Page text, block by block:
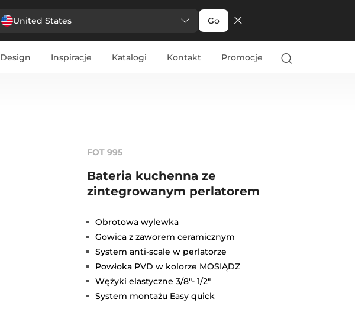
United States Go
Design Inspiracje Katalogi Kontakt Promocje
FOT 995
Bateria kuchenna ze
zintegrowanym perlatorem
Obrotowa wylewka
Gowica z zaworem ceramicznym
System anti-scale w perlatorze
Powłoka PVD w kolorze MOSIĄDZ
Wężyki elastyczne 3/8"- 1/2"
System montażu Easy quick